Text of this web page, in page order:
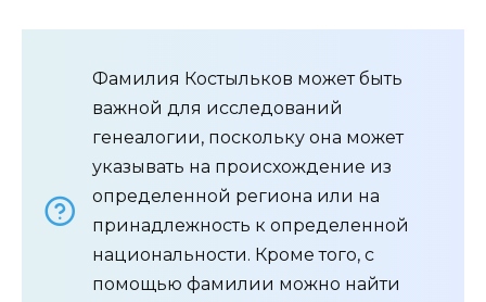
Фамилия Костыльков может быть
важной для исследований
генеалогии, поскольку она может
указывать на происхождение из
определенной региона или на
принадлежность к определенной
национальности. Кроме того, с
помощью фамилии можно найти